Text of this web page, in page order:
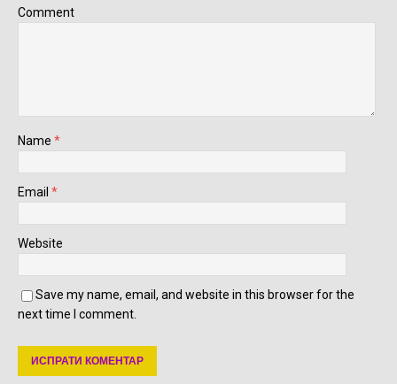
Comment
Name *
Email *
Website
Save my name, email, and website in this browser for the
next time I comment.